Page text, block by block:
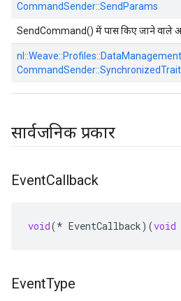
CommandSender::SendParams
SendCommand() में पास किए जाने वाले
nl::Weave::Profiles::
CommandSender::
सार्वजनिक प्रकार
EventCallback
void(* EventCallback)(void
EventType